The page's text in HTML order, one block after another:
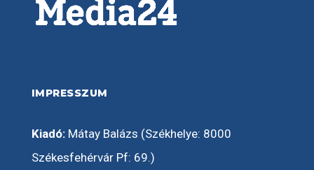
IMPRESSZUM
Kiadó:Mátay Balázs (Székhelye: 8000
Székesfehérvár Pf: 69.)